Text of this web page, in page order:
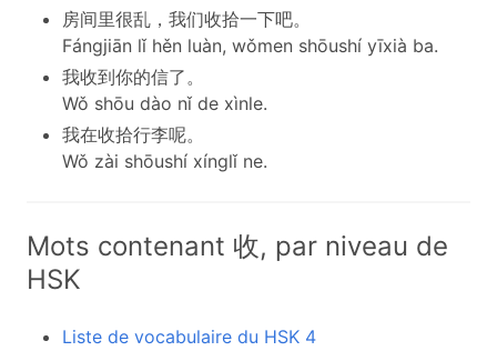
房间里很乱，我们收拾一下吧。
Fángjiān lǐ hěn luàn, wǒmen shōushí yīxià ba.
我收到你的信了。
Wǒ shōu dào nǐ de xìnle.
我在收拾行李呢。
Wǒ zài shōushí xínglǐ ne.
Mots contenant 收, par niveau de
HSK
Liste de vocabulaire du HSK 4